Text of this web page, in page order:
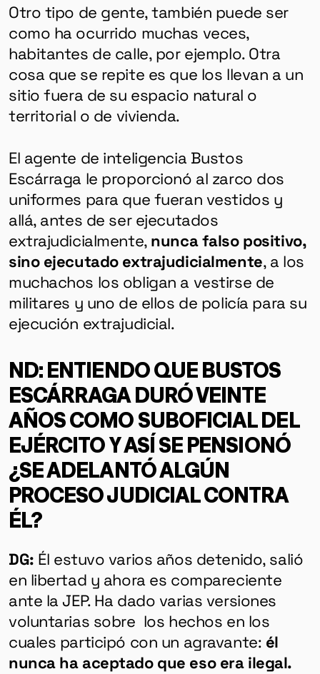
Otro tipo de gente, también puede ser
como ha ocurrido muchas veces,
habitantes de calle, por ejemplo. Otra
cosa que se repite es que los llevan a un
sitio fuera de su espacio natural o
territorial o de vivienda.
El agente de inteligencia Bustos
Escárraga le proporcionó al zarco dos
uniformes para que fueran vestidos y
allá, antes de ser ejecutados
extrajudicialmente, nunca falso positivo,
sino ejecutado extrajudicialmente, a los
muchachos los obligan a vestirse de
militares y uno de ellos de policía para su
ejecución extrajudicial.
ND: ENTIENDO QUE BUSTOS
ESCÁRRAGA DURÓ VEINTE
AÑOS COMO SUBOFICIAL DEL
EJÉRCITO Y ASÍ SE PENSIONÓ
¿SE ADELANTÓ ALGÚN
PROCESO JUDICIAL CONTRA
ÉL?
DG: Él estuvo varios años detenido, salió
en libertad y ahora es compareciente
ante la JEP. Ha dado varias versiones
voluntarias sobre los hechos en los
cuales participó con un agravante: él
nunca ha aceptado que eso era ilegal.